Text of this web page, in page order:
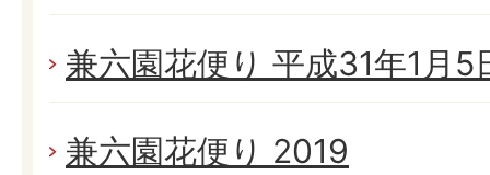
兼六園花便り 平成31年1月5
兼六園花便り 2019